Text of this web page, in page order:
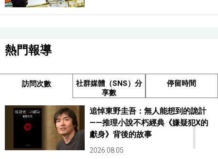
熱門報導
訪問次數
社群媒體（SNS）分
享數
停留時間
1
追悼東野圭吾：無人能想到的詭計
——推理小說不朽經典《嫌疑犯X的
獻身》背後的故事
2026.08.05